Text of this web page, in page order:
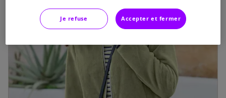
Je refuse Accepter et fermer